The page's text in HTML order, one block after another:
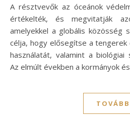
A résztvevők az óceánok
értékelték, és megvitatják
amelyekkel a globális közösség
célja, hogy elősegítse a
használatát, valamint a
Az elmúlt években a kormányok
TOVÁBB